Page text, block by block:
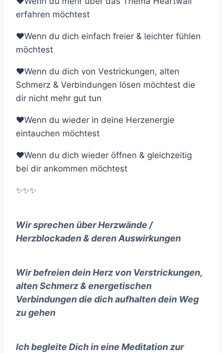
erfahren möchtest
❤Wenn du dich einfach freier & leichter fühlen
möchtest
❤Wenn du dich von Vestrickungen, alten
Schmerz & Verbindungen lösen möchtest die
dir nicht mehr gut tun
❤Wenn du wieder in deine Herzenergie
eintauchen möchtest
❤Wenn du dich wieder öffnen & gleichzeitig
bei dir ankommen möchtest
✨✨✨
Wir sprechen über Herzwände /
Herzblockaden & deren Auswirkungen
Wir befreien dein Herz von Verstrickungen,
alten Schmerz & energetischen
Verbindungen die dich aufhalten dein Weg
zu gehen
Ich begleite Dich in eine Meditation zur